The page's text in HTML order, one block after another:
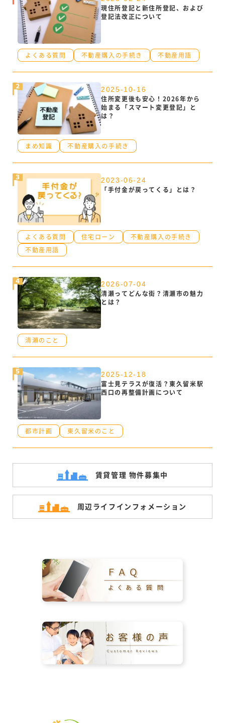
現住所登記と新住所登記、および
登記法改正について
よくある質問 不動産購入の手続き 不動産用語
2025-10-16
住所変更後も安心！2026年から
始まる「スマート変更登記」と
は？
まめ知識 不動産購入の手続き
2023-06-24
「手付金が戻ってくる」とは？
よくある質問 住宅ローン
不動産購入の手続き
不動産用語
2026-07-04
清瀬ってどんな街？清瀬市の魅力
とは？
清瀬のこと
2025-12-18
富士見テラスが復活？東久留米駅
西口の再整備計画について
都市計画 東久留米のこと
賃貸管理 物件募集中
周辺ライフ インフォメーション